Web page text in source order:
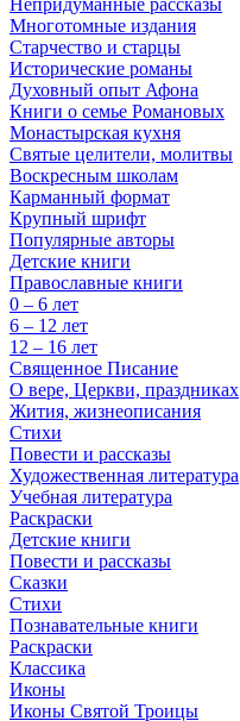
Непридуманные рассказы
Многотомные издания
Старчество и старцы
Исторические романы
Духовный опыт Афона
Книги о семье Романовых
Монастырская кухня
Святые целители, молитвы
Воскресным школам
Карманный формат
Крупный шрифт
Популярные авторы
Детские книги
Православные книги
0 – 6 лет
6 – 12 лет
12 – 16 лет
Священное Писание
О вере, Церкви, праздниках
Жития, жизнеописания
Стихи
Повести и рассказы
Художественная литература
Учебная литература
Раскраски
Детские книги
Повести и рассказы
Сказки
Стихи
Познавательные книги
Раскраски
Классика
Иконы
Иконы Святой Троицы